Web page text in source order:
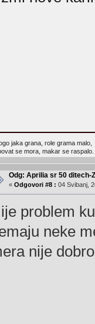
jaka grana, role grama malo,
se mora, makar se raspalo.
Odg: Aprilia sr 50 ditech-
« Odgovori #8 : 04 Svibanj,
problem
neke
nije